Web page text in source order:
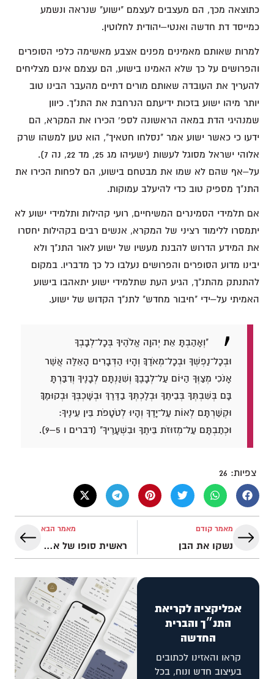
כתוצאה מכך, הם מעצבים לעצמם "ישוע" שנראה ונשמע
כמייסד דת חדשה ואנטי–יהודית לחלוטין.
למרות שאותם מאמינים מפנים אצבע מאשימה כלפי הסופרים
והפרושים על כך שלא האמינו בישוע, הם עצמם אינם מצליחים
להעריך את העובדה שאותם מורים דתיים מהעבר הבינו טוב
יותר מיהו ישוע בזכות ידיעתם הנרחבת את התנ"ך. כיוון
שמנהיגי הדת במאה הראשונה לספ' הכירו את המקרא, הם
ידעו כי כאשר ישוע אמר "נסלחו חטאיך", הוא טען למשהו שרק
אלוהי ישראל מסוגל לעשות (ישעיהו מג 25, מד 22, נה 7).
על–אף שהם לא שמו את מבטחם בישוע, הם לפחות הכירו את
התנ"ך מספיק טוב כדי להיעלב עמוקות.
אם תלמידי הסמינרים המשיחיים, רועי קהילות ותלמידי ישוע לא
יתמסרו ללימוד רציני של המקרא, אנשים רבים בקהילות יחסרו
את המידע הדרוש להבנת מעשיו של ישוע לאור התנ"ך ולא
יבינו מדוע הסופרים והפרושים נעלבו כל כך מדבריו. במקום
להתנתק מהתנ"ך, הגיע העת שתלמידי ישוע יתאהבו בישוע
האמיתי על–ידי "חיבור מחדש" לתנ"ך הקדוש של ישוע.
"וְאָהַבְתָּ אֵת יְהוָה אֱלֹהֶיךָ בְּכָל־לְבָבְךָ
וּבְכָל־נַפְשְׁךָ וּבְכָל־מְאֹדֶךָ׃ וְהָיוּ הַדְּבָרִים הָאֵלֶּה אֲשֶׁר
אָנֹכִי מְצַוְּךָ הַיּוֹם עַל־לְבָבֶךָ׃ וְשִׁנַּנְתָּם לְבָנֶיךָ וְדִבַּרְתָּ
בָּם בְּשִׁבְתְּךָ בְּבֵיתֶךָ וּבְלֶכְתְּךָ בַדֶּרֶךְ וּבְשָׁכְבְּךָ וּבְקוּמֶךָ׃
וּקְשַׁרְתָּם לְאוֹת עַל־יָדֶךָ וְהָיוּ לְטֹטָפֹת בֵּין עֵינֶיךָ:
וּכְתַבְתָּם עַל־מְזוּזֹת בֵּיתֶךָ וּבִשְׁעָרֶיךָ" (דברים ו 5–9).
צפיות: 26
מאמר קודם
נשקו את הבן
מאמר הבא
ראשית סופו של אבשלום
אפליקציה לקריאת
התנ״ך והברית
החדשה
קראו והאזינו לכתובים
בעיצוב חדש ונוח, בכל